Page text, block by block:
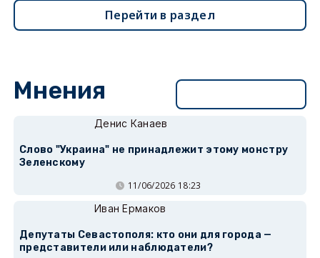
Перейти в раздел
Мнения
Денис Канаев
Слово "Украина" не принадлежит этому монстру
Зеленскому
11/06/2026 18:23
Иван Ермаков
Депутаты Севастополя: кто они для города —
представители или наблюдатели?